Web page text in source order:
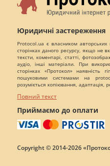
Юридичні застереження
Protocol.ua є власником
сторінках даного ресурсу, якщо не
тексти, коментарі, статті,
аудіо, інші матеріали. При
сторінках «Протокол» наявність
пошуковими системами на
розуміється копіювання, адаптація,
Повний текст
Приймаємо до оплати
Copyright © 2014-2026